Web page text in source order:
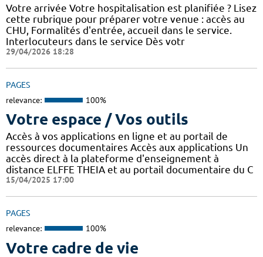
Votre arrivée Votre hospitalisation est planifiée ? Lisez
cette rubrique pour préparer votre venue : accès au
CHU, Formalités d'entrée, accueil dans le service.
Interlocuteurs dans le service Dès votr
29/04/2026 18:28
PAGES
relevance: 100%
Votre espace / Vos outils
Accès à vos applications en ligne et au portail de
ressources documentaires Accès aux applications Un
accès direct à la plateforme d'enseignement à
distance ELFFE THEIA et au portail documentaire du C
15/04/2025 17:00
PAGES
relevance: 100%
Votre cadre de vie